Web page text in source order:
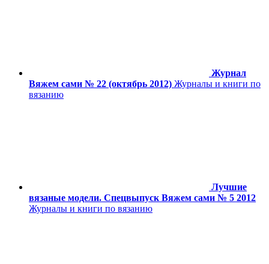
Журнал
Вяжем сами № 22 (октябрь 2012) Журналы и книги по
вязанию
Лучшие
вязаные модели. Спецвыпуск Вяжем сами № 5 2012
Журналы и книги по вязанию